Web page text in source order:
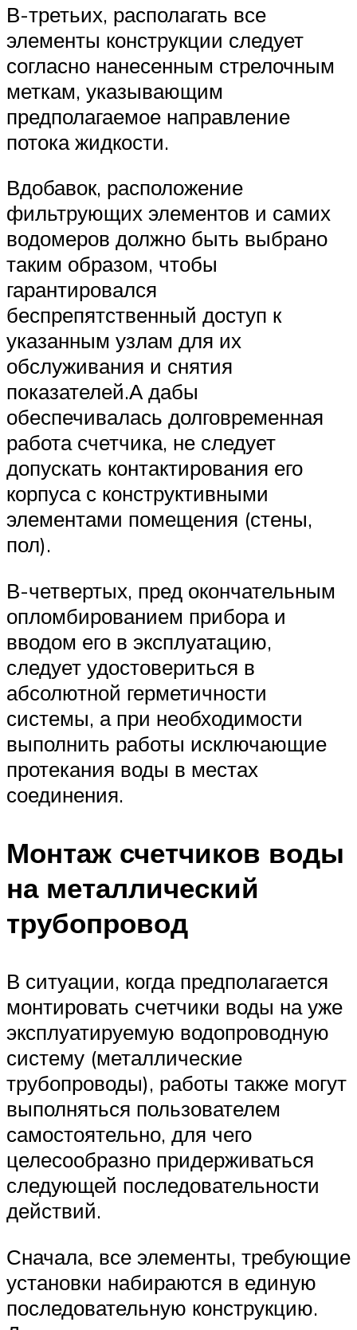
В-третьих, располагать все
элементы конструкции следует
согласно нанесенным стрелочным
меткам, указывающим
предполагаемое направление
потока жидкости.
Вдобавок, расположение
фильтрующих элементов и самих
водомеров должно быть выбрано
таким образом, чтобы
гарантировался
беспрепятственный доступ к
указанным узлам для их
обслуживания и снятия
показателей.А дабы
обеспечивалась долговременная
работа счетчика, не следует
допускать контактирования его
корпуса с конструктивными
элементами помещения (стены,
пол).
В-четвертых, пред окончательным
опломбированием прибора и
вводом его в эксплуатацию,
следует удостовериться в
абсолютной герметичности
системы, а при необходимости
выполнить работы исключающие
протекания воды в местах
соединения.
Монтаж счетчиков воды
на металлический
трубопровод
В ситуации, когда предполагается
монтировать счетчики воды на уже
эксплуатируемую водопроводную
систему (металлические
трубопроводы), работы также могут
выполняться пользователем
самостоятельно, для чего
целесообразно придерживаться
следующей последовательности
действий.
Сначала, все элементы, требующие
установки набираются в единую
последовательную конструкцию.